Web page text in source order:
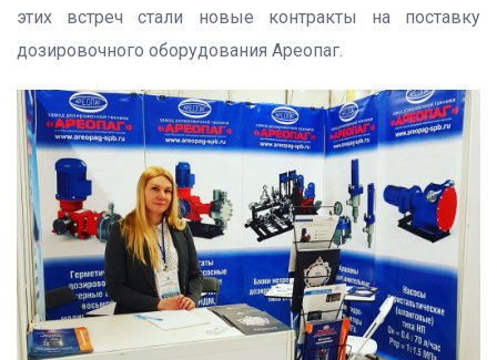
этих встреч стали новые контракты на поставку
дозировочного оборудования Ареопаг.